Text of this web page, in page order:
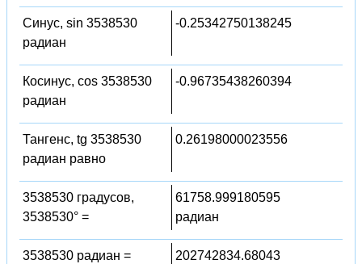
Синус, sin 3538530
радиан
-0.25342750138245
Косинус, cos 3538530
радиан
-0.96735438260394
Тангенс, tg 3538530
радиан равно
0.26198000023556
3538530 градусов,
3538530° =
61758.999180595
радиан
3538530 радиан =
202742834.68043